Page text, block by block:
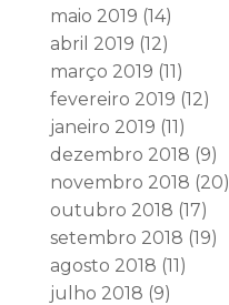
maio 2019 (14)
abril 2019 (12)
março 2019 (11)
fevereiro 2019 (12)
janeiro 2019 (11)
dezembro 2018 (9)
novembro 2018 (20)
outubro 2018 (17)
setembro 2018 (19)
agosto 2018 (11)
julho 2018 (9)